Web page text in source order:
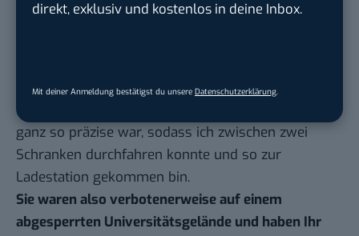
direkt, exklusiv und kostenlos in deine Inbox.
Mit deiner Anmeldung bestätigst du unsere Datenschutzerklärung.
Dann bin ich um das Gelände gefahren und so
auch alle Schranken geschlossen waren. Allerdings
hatte ich dann das Glück, dass die Absperrung nicht
ganz so präzise war, sodass ich zwischen zwei
Schranken durchfahren konnte und so zur
Ladestation gekommen bin.
Sie waren also verbotenerweise auf einem
abgesperrten Universitätsgelände und haben Ihr